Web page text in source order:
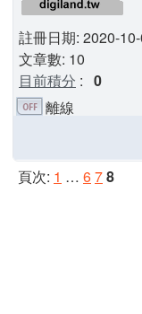
註冊日期: 2020-
文章數: 10
目前積分 : 0
離線
頁次: 1 … 678